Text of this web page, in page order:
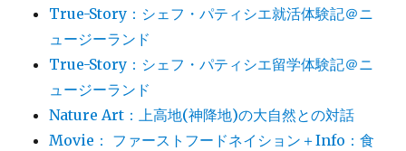
True-Story：シェフ・パティシエ就活体験記＠ニ
ュージーランド
True-Story：シェフ・パティシエ留学体験記＠ニ
ュージーランド
Nature Art：上高地(神降地)の大自然との対話
Movie： ファーストフードネイション＋Info：食